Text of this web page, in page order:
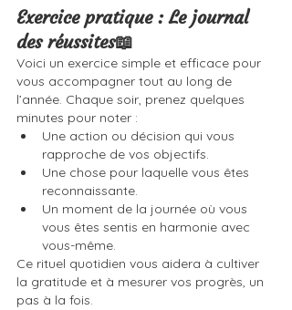
Exercice pratique : Le journal
des réussites📖
Voici un exercice simple et efficace pour
vous accompagner tout au long de
l’année. Chaque soir, prenez quelques
minutes pour noter :
Une action ou décision qui vous
rapproche de vos objectifs.
Une chose pour laquelle vous êtes
reconnaissante.
Un moment de la journée où vous
vous êtes sentis en harmonie avec
vous-même.
Ce rituel quotidien vous aidera à cultiver
la gratitude et à mesurer vos progrès, un
pas à la fois.